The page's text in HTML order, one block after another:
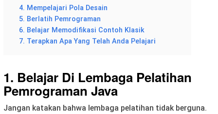
4. Mempelajari Pola Desain
5. Berlatih Pemrograman
6. Belajar Memodifikasi Contoh Klasik
7. Terapkan Apa Yang Telah Anda Pelajari
1. Belajar Di Lembaga Pelatihan
Pemrograman Java
Jangan katakan bahwa lembaga pelatihan tidak berguna.